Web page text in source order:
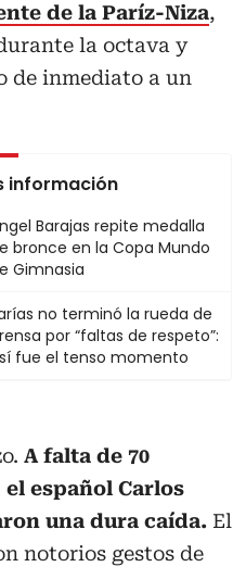
de la Paríz-Niza,
la octava y
de inmediato a un
información
Barajas repite medalla
bronce en la Copa Mundo
Gimnasia
no terminó la rueda de
por “faltas de respeto”:
fue el tenso momento
A falta de 70
español Carlos
una dura caída. El
notorios gestos de